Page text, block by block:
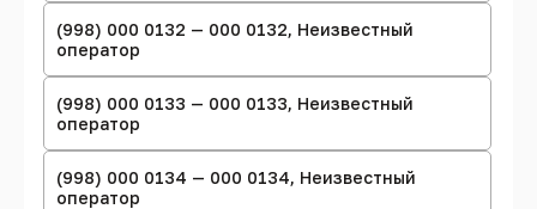
(998) 000 0132 — 000 0132, Неизвестный
оператор
(998) 000 0133 — 000 0133, Неизвестный
оператор
(998) 000 0134 — 000 0134, Неизвестный
оператор